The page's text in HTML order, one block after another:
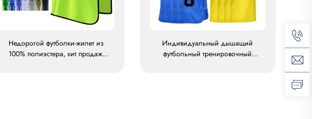
Недорогой футболки-жилет из
100% полиэстера, хит продаж,
Индивидуальный дышащий
футбольный тренировочный